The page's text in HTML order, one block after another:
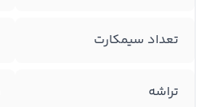
تعداد سیمکارت
تراشه